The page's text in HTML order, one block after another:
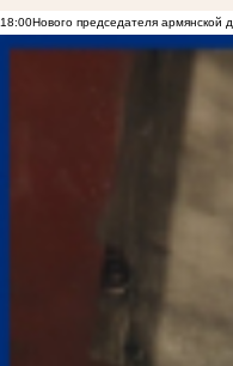
18:00Нового председателя армянской